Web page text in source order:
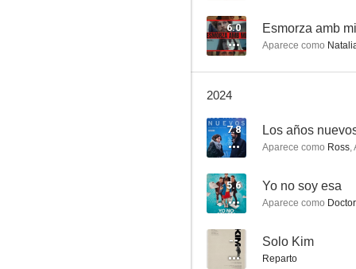
Heavies tiernos
6.1
La vampira de Barcelona
6.0
6.0
Aparece como
2024
7.8 Los años
Aparece como Ross,
5.6 Yo no soy esa
Aparece como
-- Solo Kim
Reparto